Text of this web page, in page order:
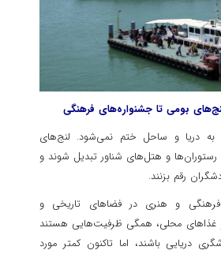
بومی تا جشنواره‌های فرهنگی
به دریا و ساحل ختم نمی‌شود. لنج‌های
و هتل‌های شناور تبدیل شوند و
رقم بزنند.
و هنری در فضاهای تاریخی و
غذاهای محلی، همگی ظرفیت‌هایی هستند
دریایی باشند، اما تاکنون کمتر مورد